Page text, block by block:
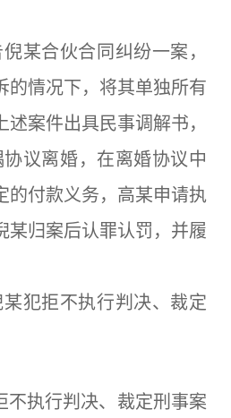
合伙合同纠纷一案，
的情况下，将其单独所有
案件出具民事调解书，
议离婚，在离婚协议中
的付款义务，高某申请执
某归案后认罪认罚，并履
犯拒不执行判决、裁定
执行判决、裁定刑事案